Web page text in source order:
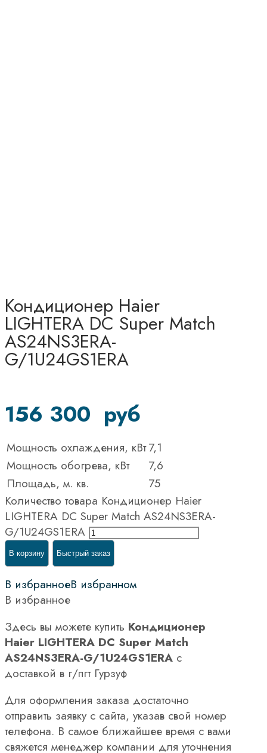
Кондиционер Haier
LIGHTERA DC Super Match
AS24NS3ERA-
G/1U24GS1ERA
156 300 руб
Мощность охлаждения, кВт7,1
Мощность обогрева, кВт
7,6
Площадь, м. кв.
75
Количество товара Кондиционер Haier
LIGHTERA DC Super Match AS24NS3ERA-
G/1U24GS1ERA
В корзину Быстрый заказ
В избранноеВ избранном
В избранное
Здесь вы можете купить Кондиционер
Haier LIGHTERA DC Super Match
AS24NS3ERA-G/1U24GS1ERA с
доставкой в г/пгт Гурзуф
Для оформления заказа достаточно
отправить заявку с сайта, указав свой номер
телефона. В самое ближайшее время с вами
свяжется менеджер компании для уточнения